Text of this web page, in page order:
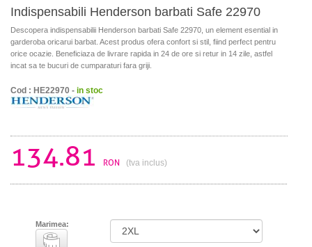
Indispensabili Henderson barbati Safe 22970
Descopera indispensabilii Henderson barbati Safe 22970, un element esential in
garderoba oricarui barbat. Acest produs ofera confort si stil, fiind perfect pentru
orice ocazie. Beneficiaza de livrare rapida in 24 de ore si retur in 14 zile, astfel
incat sa te bucuri de cumparaturi fara griji.
Cod : HE22970 - in stoc
134.81 RON (tva inclus)
Marimea: